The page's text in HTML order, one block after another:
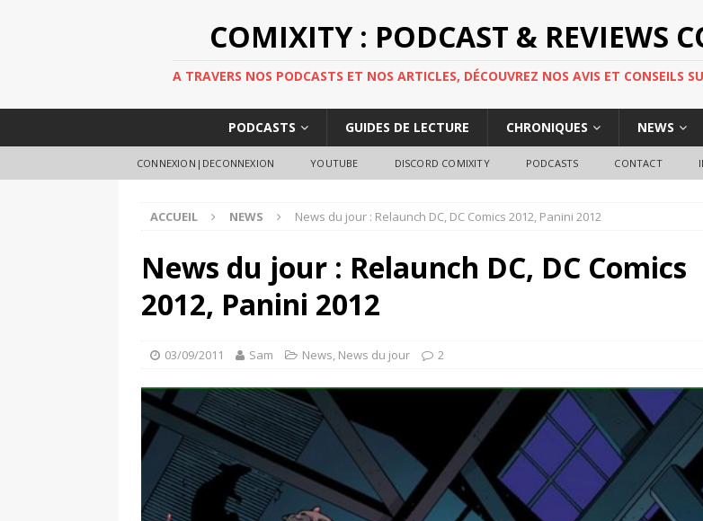
COMIXITY : PODCAST & REVIEWS
A TRAVERS NOS PODCASTS ET NOS ARTICLES, DÉCOUVREZ NOS AVIS ET CONSEILS
PODCASTS GUIDES DE LECTURE CHRONIQUES NEWS
CONNEXION|DECONNEXION YOUTUBE DISCORD COMIXITY PODCASTS CONTACT
ACCUEIL NEWS News du jour : Relaunch DC, DC Comics 2012, Panini 2012
News du jour : Relaunch DC, DC Comics
2012, Panini 2012
03/09/2011 Sam News, News du jour 2